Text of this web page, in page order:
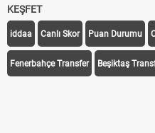
KEŞFET
iddaa Canlı Skor Puan Durumu
Fenerbahçe Transfer Beşiktaş